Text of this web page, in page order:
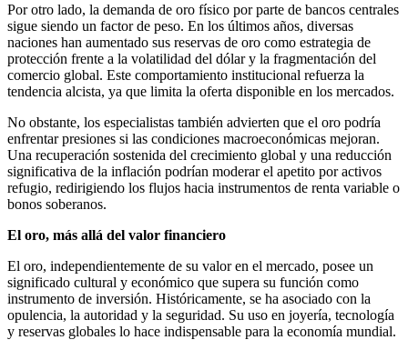
Por otro lado, la demanda de oro físico por parte de bancos centrales
sigue siendo un factor de peso. En los últimos años, diversas
naciones han aumentado sus reservas de oro como estrategia de
protección frente a la volatilidad del dólar y la fragmentación del
comercio global. Este comportamiento institucional refuerza la
tendencia alcista, ya que limita la oferta disponible en los mercados.
No obstante, los especialistas también advierten que el oro podría
enfrentar presiones si las condiciones macroeconómicas mejoran.
Una recuperación sostenida del crecimiento global y una reducción
significativa de la inflación podrían moderar el apetito por activos
refugio, redirigiendo los flujos hacia instrumentos de renta variable o
bonos soberanos.
El oro, más allá del valor financiero
El oro, independientemente de su valor en el mercado, posee un
significado cultural y económico que supera su función como
instrumento de inversión. Históricamente, se ha asociado con la
opulencia, la autoridad y la seguridad. Su uso en joyería, tecnología
y reservas globales lo hace indispensable para la economía mundial.